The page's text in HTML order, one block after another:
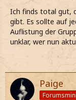
Ich finds total gut,
gibt. Es sollte auf
Auflistung der
unklar, wer nun
Paige